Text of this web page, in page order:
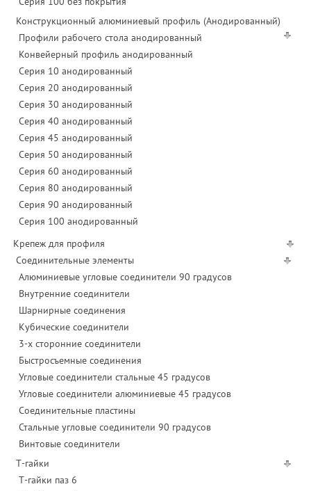
Конструкционный алюминиевый профиль (Анодированный)
Профили рабочего стола анодированный
Конвейерный профиль анодированный
Серия 10 анодированный
Серия 20 анодированный
Серия 30 анодированный
Серия 40 анодированный
Серия 45 анодированный
Серия 50 анодированный
Серия 60 анодированный
Серия 80 анодированный
Серия 90 анодированный
Серия 100 анодированный
Крепеж для профиля
Соединительные элементы
Алюминиевые угловые соединители 90 градусов
Внутренние соединители
Шарнирные соединения
Кубические соединители
3-х сторонние соединители
Быстросъемные соединения
Угловые соединители стальные 45 градусов
Угловые соединители алюминиевые 45 градусов
Соединительные пластины
Стальные угловые соединители 90 градусов
Винтовые соединители
Т-гайки
Т-гайки паз 6